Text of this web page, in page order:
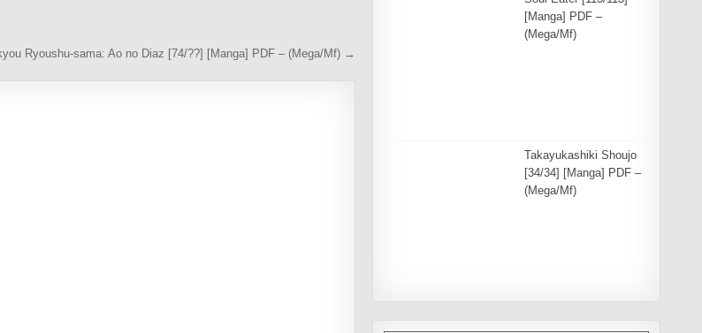
Ryoushu-sama: Ao no Diaz [74/??] [Manga] PDF – (Mega/Mf) →
[Manga] PDF –
(Mega/Mf)
Takayukashiki Shoujo
[34/34] [Manga] PDF –
(Mega/Mf)